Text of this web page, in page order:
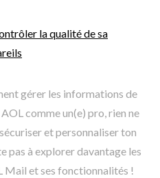
la qualité de sa
gérer les informations de
comme un(e) pro, rien ne
et personnaliser ton
pas à explorer davantage les
et ses fonctionnalités !